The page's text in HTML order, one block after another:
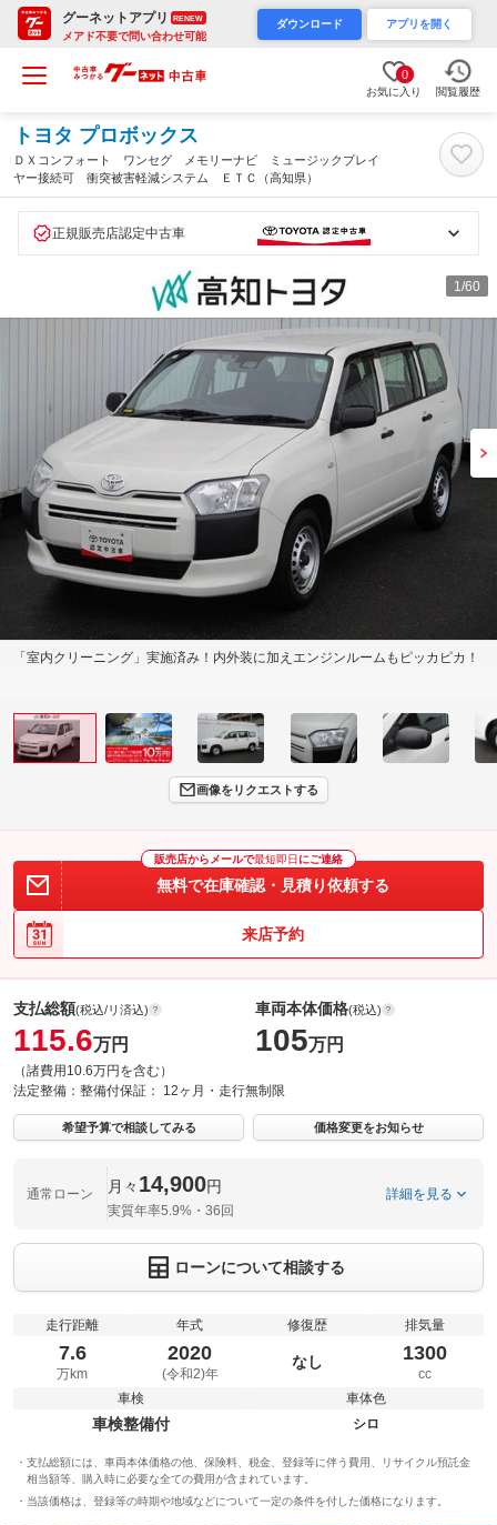
グーネットアプリ RENEW
メアド不要で問い合わせ可能
ダウンロード アプリを開く
0
お気に入り 閲覧履歴
トヨタ プロボックス
ＤＸコンフォート ワンセグ メモリーナビ ミュージックプレイ
ヤー接続可 衝突被害軽減システム ＥＴＣ（高知県）
正規販売店認定中古車
1 /60
「室内クリーニング」実施済み！内外装に加えエンジンルームもピッカピカ！
画像をリクエストする
販売店からメールで最短即日 にご連絡
無料で在庫確認・見積り依頼する
来店予約
支払総額(税込/リ済込)
115.6万円
（諸費用10.6万円を含む）
車両本体価格(税込)
105万円
法定整備： 整備付保証： 12ヶ月・走行無制限
希望予算で相談してみる 価格変更をお知らせ
通常ローン 月々 14,900円
実質年率5.9%・36回
詳細を見る
ローンについて相談する
走行距離
7.6
万km
年式
2020
(令和2)年
修復歴
なし
排気量
1300
cc
車検
車検整備付
車体色
シロ
支払総額には、車両本体価格の他、保険料、税金、登録等に伴う費用、リサイクル預託金
相当額等、購入時に必要な全ての費用が含まれています。
当該価格は、登録等の時期や地域などについて一定の条件を付した価格になります。